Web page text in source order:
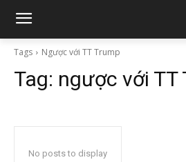
Tags Ngược với TT Trump
Tag: ngược với TT
No posts to display